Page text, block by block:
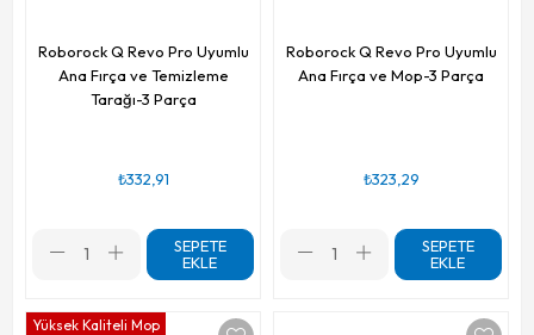
Roborock Q Revo Pro Uyumlu
Ana Fırça ve Temizleme
Tarağı-3 Parça
₺332,91
SEPETE
EKLE
Roborock Q Revo Pro Uyumlu
Ana Fırça ve Mop-3 Parça
₺323,29
SEPETE
EKLE
Yüksek Kaliteli Mop